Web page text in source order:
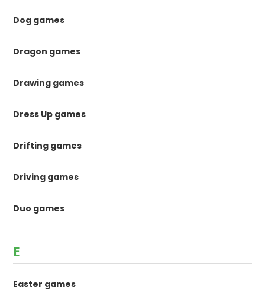
Dog games
Dragon games
Drawing games
Dress Up games
Drifting games
Driving games
Duo games
E
Easter games